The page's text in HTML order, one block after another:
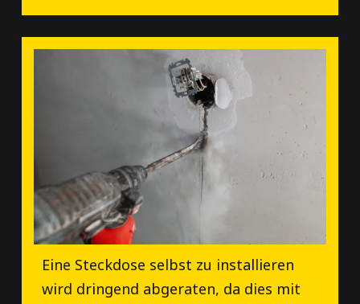
Eine Steckdose selbst zu installieren
wird dringend abgeraten, da dies mit